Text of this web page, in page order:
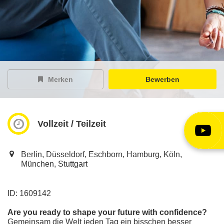
EY Careers Spotlight
der Karriere-Podcast
EY Joblight
Merken Bewerben
Vollzeit / Teilzeit
Berlin, Düsseldorf, Eschborn, Hamburg, Köln,
München, Stuttgart
ID: 1609142
Are you ready to shape your future with confidence?
Gemeinsam die Welt jeden Tag ein bisschen besser